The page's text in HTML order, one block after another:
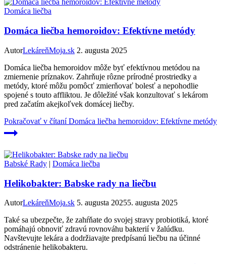
Domáca liečba
Domáca liečba hemoroidov: Efektívne metódy
AutorLekáreňMoja.sk 2. augusta 2025
Domáca liečba hemoroidov môže byť efektívnou metódou na
zmiernenie príznakov. Zahrňuje rôzne prírodné prostriedky a
metódy, ktoré môžu pomôcť zmierňovať bolesť a nepohodlie
spojené s touto affliktou. Je dôležité však konzultovať s lekárom
pred začatím akejkoľvek domácej liečby.
Pokračovať v čítaníDomáca liečba hemoroidov: Efektívne metódy
Babské Rady | Domáca liečba
Helikobakter: Babske rady na liečbu
AutorLekáreňMoja.sk 5. augusta 20255. augusta 2025
Také sa ubezpečte, že zahŕňate do svojej stravy probiotiká, ktoré
pomáhajú obnoviť zdravú rovnováhu bakterií v žalúdku.
Navštevujte lekára a dodržiavajte predpísanú liečbu na účinné
odstránenie helikobakteru.